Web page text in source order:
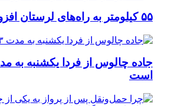
۵۵ کیلومتر به راه‌های لرستان افزوده می‌شود
است